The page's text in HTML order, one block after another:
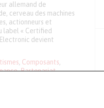
Composants
,Partenariat
allemand de
cerveau des machines
actionneurs et
label « Certified
devient